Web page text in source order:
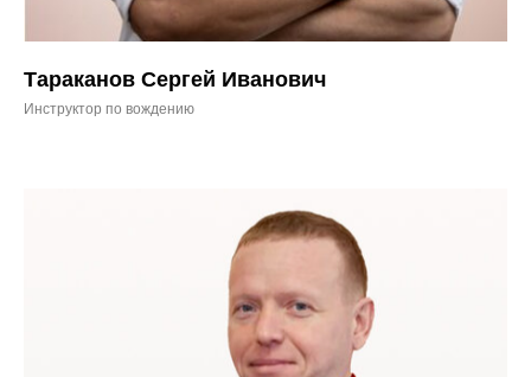
Тараканов Сергей Иванович
Инструктор по вождению